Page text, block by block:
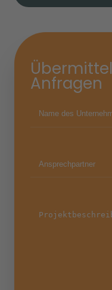
Anfragen
Unternehmens